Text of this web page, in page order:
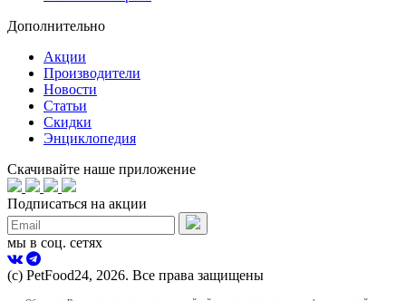
Дополнительно
Акции
Производители
Новости
Статьи
Скидки
Энциклопедия
Скачивайте наше приложение
Подписаться на акции
мы в соц. сетях
(с) PetFood24, 2026. Все права защищены